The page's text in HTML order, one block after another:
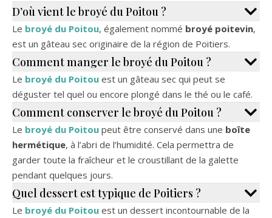
D’où vient le broyé du Poitou ?
Le broyé du Poitou, également nommé broyé poitevin,
est un gâteau sec originaire de la région de Poitiers.
Comment manger le broyé du Poitou ?
Le broyé du Poitou est un gâteau sec qui peut se
déguster tel quel ou encore plongé dans le thé ou le café.
Comment conserver le broyé du Poitou ?
Le broyé du Poitou peut être conservé dans une boîte
hermétique, à l’abri de l’humidité. Cela permettra de
garder toute la fraîcheur et le croustillant de la galette
pendant quelques jours.
Quel dessert est typique de Poitiers ?
Le broyé du Poitou est un dessert incontournable de la